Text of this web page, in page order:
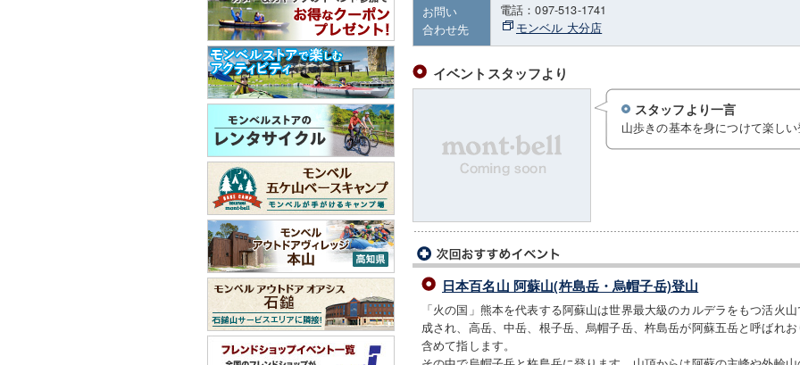
お問い
合わせ先
電話：097-513-1741
モンベル 大分店
イベントスタッフより
スタッフより一言
山歩きの基本を身につけて楽し
日本百名山 阿蘇山(杵島岳・烏帽子岳)登山
「火の国」熊本を代表する阿蘇山は世界最大級のカルデラをもつ活火
成され、高岳、中岳、根子岳、烏帽子岳、杵島岳が阿蘇五岳と呼ばれ
含めて指します。